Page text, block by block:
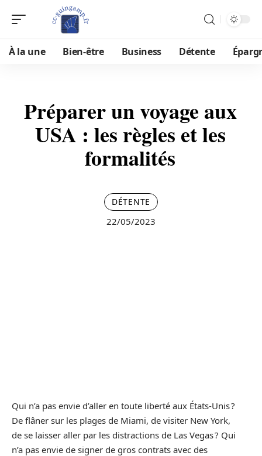
À la une Bien-être Business Détente
Préparer un voyage aux
USA : les règles et les
formalités
DÉTENTE
22/05/2023
Qui n’a pas envie d’aller en toute liberté aux États-Unis ?
De flâner sur les plages de Miami, de visiter New York,
de se laisser aller par les distractions de Las Vegas ? Qui
n’a pas envie de signer de gros contrats avec des